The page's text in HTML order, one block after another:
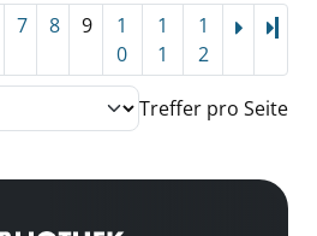
7 8 9
1
0
1
1
1
2
Treffer pro Seite